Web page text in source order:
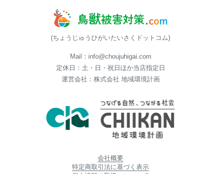
(ちょうじゅうひがいたいさくドットコム)
Mail：info@choujuhigai.com
定休日：土・日・祝日ほか当店指定日
運営会社：株式会社 地域環境計画
会社概要
特定商取引法に基づく表示